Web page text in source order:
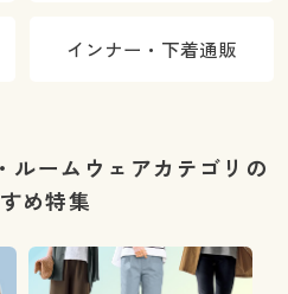
インナー・下着通販
ルームウェアカテゴリの
め特集